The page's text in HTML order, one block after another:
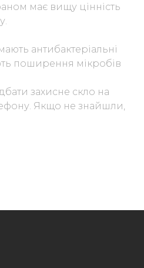
має вищу цінність
антибактеріальні
поширення мікробів
захисне скло на
Якщо не знайшли,